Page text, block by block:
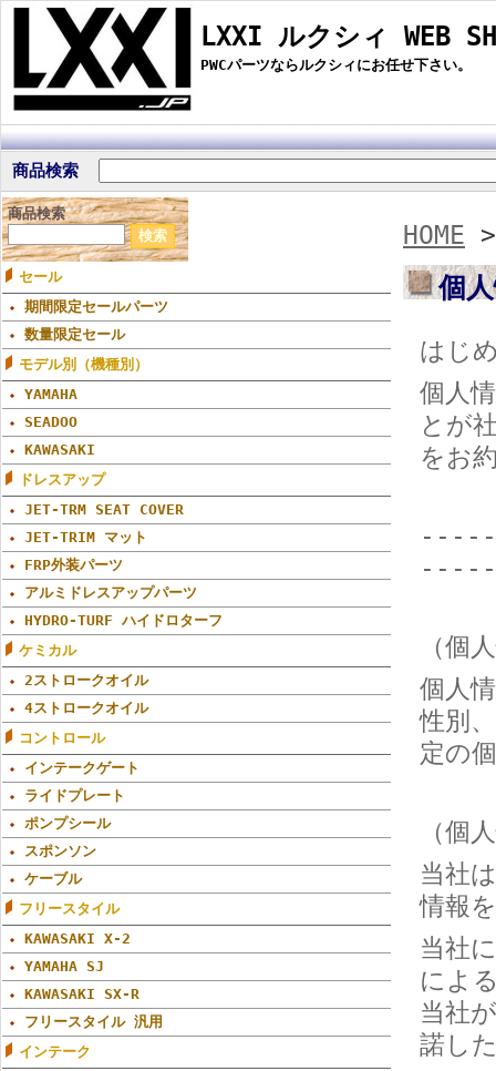
LXXI ルクシィ WEB
PWCパーツならルクシィにお任せ下さい。
商品検索
商品検索
セール
期間限定セールパーツ
数量限定セール
モデル別（機種別）
YAMAHA
SEADOO
KAWASAKI
ドレスアップ
JET-TRM SEAT COVER
JET-TRIM マット
FRP外装パーツ
アルミドレスアップパーツ
HYDRO-TURF ハイドロターフ
ケミカル
2ストロークオイル
4ストロークオイル
コントロール
インテークゲート
ライドプレート
ポンプシール
スポンソン
ケーブル
フリースタイル
KAWASAKI X-2
YAMAHA SJ
KAWASAKI SX-R
フリースタイル 汎用
インテーク
HOME
個
はじ
個人
とが
をお
（個
個人
性別
定の
（個
当社
情報
当社
によ
当社
諾し